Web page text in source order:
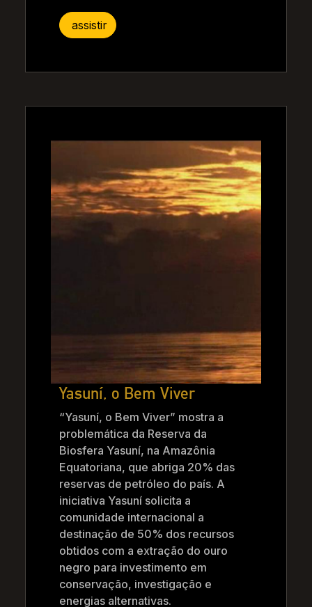
assistir
Yasuní, o Bem Viver
“Yasuní, o Bem Viver” mostra a
problemática da Reserva da
Biosfera Yasuní, na Amazônia
Equatoriana, que abriga 20% das
reservas de petróleo do país. A
iniciativa Yasuní solicita a
comunidade internacional a
destinação de 50% dos recursos
obtidos com a extração do ouro
negro para investimento em
conservação, investigação e
energias alternativas.